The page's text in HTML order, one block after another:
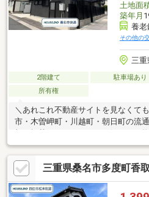
土地面
築年月
養老
その他の
三重
2階建て 駐車場あり
所有権
＼あれこれ不動産サイトを見なくて
市・木曽岬町・川越町・朝日町の流
度学園（小中一貫校）◆Kバス「香
の良い2Wayキッチン◆居室6帖以上
をクリックすると、詳細をご覧いた
＝＝＝＝＝＝＝＝＝＝＝＝＝＝＝＝
び！》豊富な銀行金利情報を持って
三重県桑名市多度町香